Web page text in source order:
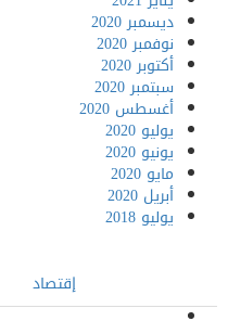
ديسمبر 2020
نوفمبر 2020
أكتوبر 2020
سبتمبر 2020
أغسطس 2020
يوليو 2020
يونيو 2020
مايو 2020
أبريل 2020
يوليو 2018
إقتصاد